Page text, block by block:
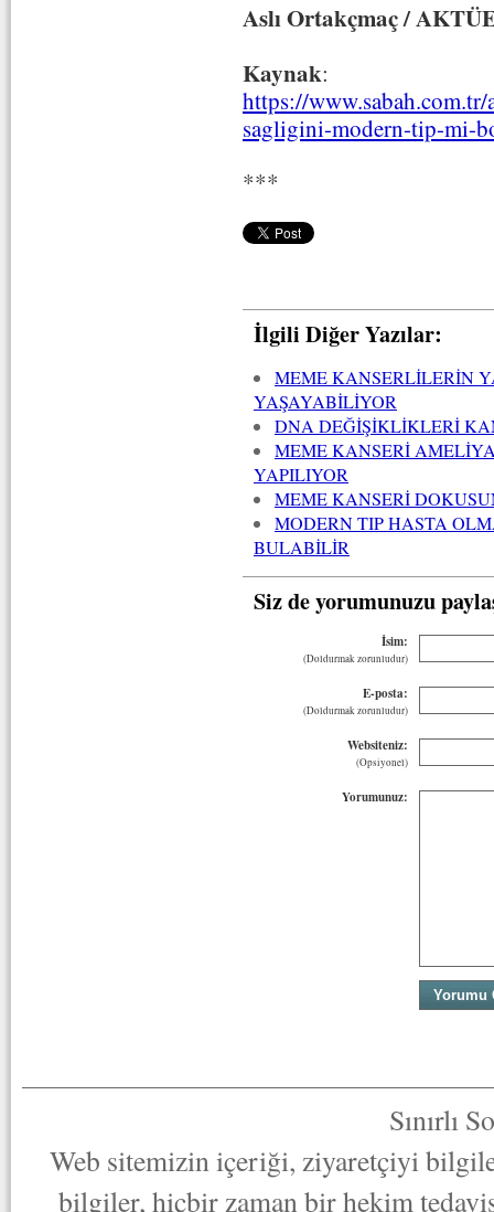
Aslı Ortakçmaç /
Kaynak:
https://
sagligini-modern-tip-mi-
***
İlgili Diğer Yazılar:
MEME KANSERLİLERİN
YAŞAYABİLİYOR
DNA DEĞİŞİKLİKLERİ
MEME KANSERİ
YAPILIYOR
MEME KANSERİ
MODERN TIP HASTA
BULABİLİR
Siz de yorumunuzu
İsim:
(Doldurmak zorunludur)
E-posta:
(Doldurmak zorunludur)
Websiteniz:
(Opsiyonel)
Yorumunuz:
Sınırlı
Web sitemizin içeriği, ziyaretçiyi
bilgiler, hiçbir zaman bir hekim